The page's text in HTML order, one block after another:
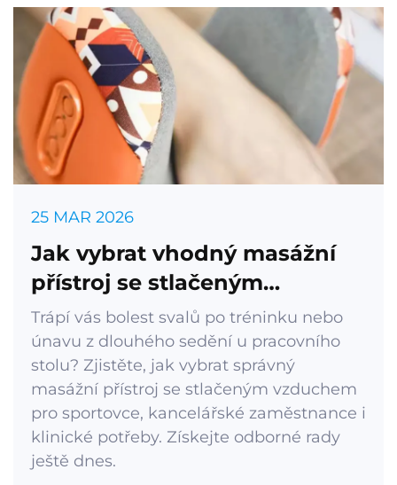
25 MAR 2026
Jak vybrat vhodný masážní
přístroj se stlačeným
vzduchem?
Trápí vás bolest svalů po tréninku nebo
únavu z dlouhého sedění u pracovního
stolu? Zjistěte, jak vybrat správný
masážní přístroj se stlačeným vzduchem
pro sportovce, kancelářské zaměstnance i
klinické potřeby. Získejte odborné rady
ještě dnes.